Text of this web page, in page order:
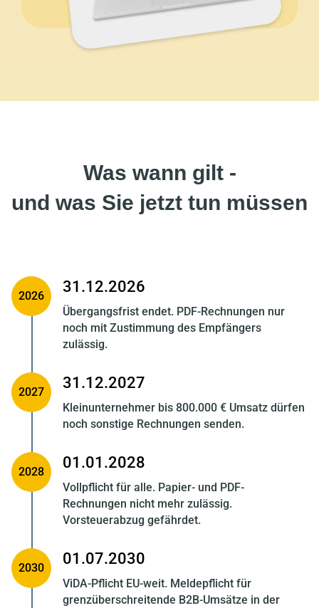
Was wann gilt -
und was Sie jetzt tun müssen
2026
31.12.2026
Übergangsfrist endet. PDF-Rechnungen nur
noch mit Zustimmung des Empfängers
zulässig.
2027
31.12.2027
Kleinunternehmer bis 800.000 € Umsatz dürfen
noch sonstige Rechnungen senden.
2028
01.01.2028
Vollpflicht für alle. Papier- und PDF-
Rechnungen nicht mehr zulässig.
Vorsteuerabzug gefährdet.
2030
01.07.2030
ViDA-Pflicht EU-weit. Meldepflicht für
grenzüberschreitende B2B-Umsätze in der